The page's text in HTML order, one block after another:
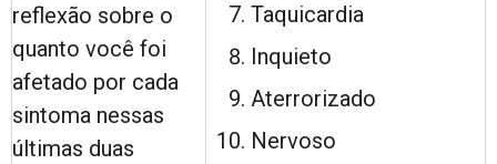
reflexão sobre o
quanto você foi
afetado por cada
sintoma nessas
últimas duas
Taquicardia
Inquieto
Aterrorizado
Nervoso